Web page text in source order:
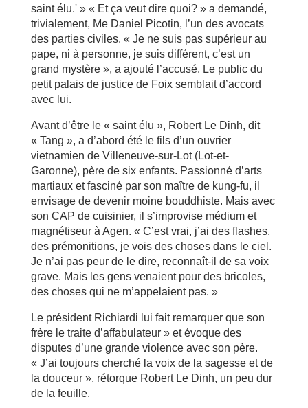
saint élu.' » « Et ça veut dire quoi? » a demandé,
trivialement, Me Daniel Picotin, l’un des avocats
des parties civiles. « Je ne suis pas supérieur au
pape, ni à personne, je suis différent, c’est un
grand mystère », a ajouté l’accusé. Le public du
petit palais de justice de Foix semblait d’accord
avec lui.
Avant d’être le « saint élu », Robert Le Dinh, dit
« Tang », a d’abord été le fils d’un ouvrier
vietnamien de Villeneuve-sur-Lot (Lot-et-
Garonne), père de six enfants. Passionné d’arts
martiaux et fasciné par son maître de kung-fu, il
envisage de devenir moine bouddhiste. Mais avec
son CAP de cuisinier, il s’improvise médium et
magnétiseur à Agen. « C’est vrai, j’ai des flashes,
des prémonitions, je vois des choses dans le ciel.
Je n’ai pas peur de le dire, reconnaît-il de sa voix
grave. Mais les gens venaient pour des bricoles,
des choses qui ne m’appelaient pas. »
Le président Richiardi lui fait remarquer que son
frère le traite d’affabulateur » et évoque des
disputes d’une grande violence avec son père.
« J’ai toujours cherché la voix de la sagesse et de
la douceur », rétorque Robert Le Dinh, un peu dur
de la feuille.